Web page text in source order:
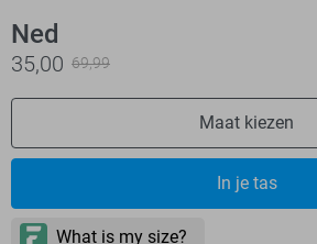
Ned
35,00 69,99
Maat kiezen
In je tas